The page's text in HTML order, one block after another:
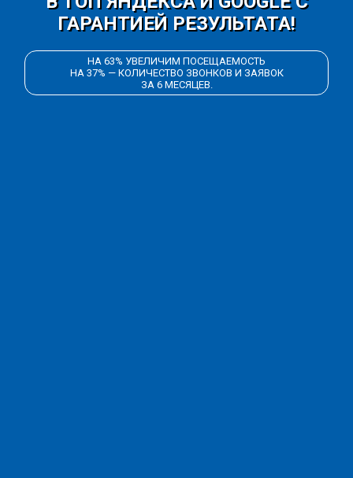
ГАРАНТИЕЙ РЕЗУЛЬТАТА!
НА 63% УВЕЛИЧИМ ПОСЕЩАЕМОСТЬ
НА 37% — КОЛИЧЕСТВО ЗВОНКОВ И ЗАЯВОК
ЗА 6 МЕСЯЦЕВ.